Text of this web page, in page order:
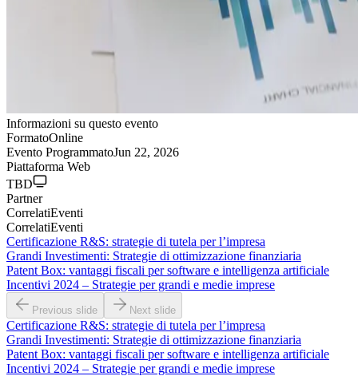
Informazioni su questo evento
FormatoOnline
Evento ProgrammatoJun 22, 2026
Piattaforma Web
TBD
Partner
CorrelatiEventi
CorrelatiEventi
Certificazione R&S: strategie di tutela per l’impresa
Grandi Investimenti: Strategie di ottimizzazione finanziaria
Patent Box: vantaggi fiscali per software e intelligenza artificiale
Incentivi 2024 – Strategie per grandi e medie imprese
Previous slide Next slide
Certificazione R&S: strategie di tutela per l’impresa
Grandi Investimenti: Strategie di ottimizzazione finanziaria
Patent Box: vantaggi fiscali per software e intelligenza artificiale
Incentivi 2024 – Strategie per grandi e medie imprese